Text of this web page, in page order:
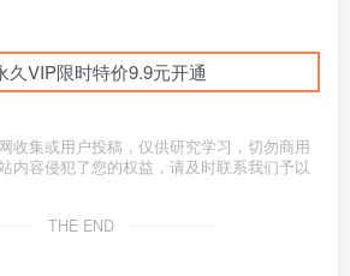
久VIP限时特价9.9元开通
收集或用户投稿，仅供研究学习，切勿商用
内容侵犯了您的权益，请及时联系我们予以
THE END